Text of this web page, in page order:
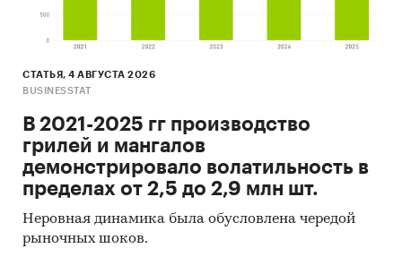
СТАТЬЯ, 4 АВГУСТА 2026
BUSINESSTAT
В 2021-2025 гг производство
грилей и мангалов
демонстрировало волатильность в
пределах от 2,5 до 2,9 млн шт.
Неровная динамика была обусловлена чередой
рыночных шоков.